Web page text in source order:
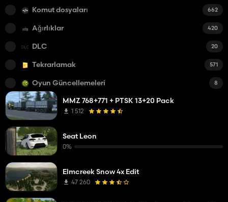
Komut dosyaları 662
Ağırlıklar 420
DLC 20
Tekrarlamak 571
Oyun Güncellemeleri 8
MMZ 768+771 + PTSK 13+20 Pack
1 512
Seat Leon
0%
Elmcreek Snow 4x Edit
47 260